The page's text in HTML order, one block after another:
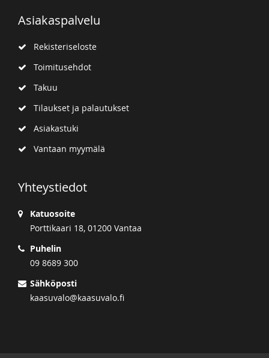
Asiakaspalvelu
Rekisteriseloste
Toimitusehdot
Takuu
Tilaukset ja palautukset
Asiakastuki
Vantaan myymälä
Yhteystiedot
Katuosoite
Porttikaari 18, 01200 Vantaa
Puhelin
09 8689 300
Sähköposti
kaasuvalo@kaasuvalo.fi